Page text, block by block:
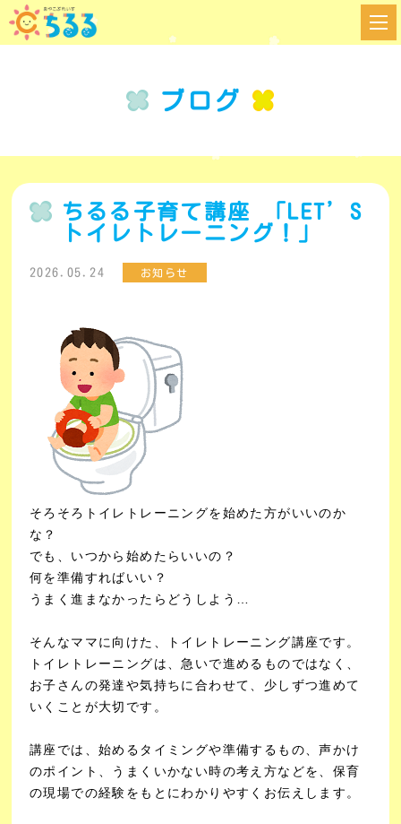
ブログ
ちるる子育て講座 「LET’S
トイレトレーニング！」
2026.05.24 お知らせ
そろそろトイレトレーニングを始めた方がいいのか
な？
でも、いつから始めたらいいの？
何を準備すればいい？
うまく進まなかったらどうしよう…
そんなママに向けた、トイレトレーニング講座です。
トイレトレーニングは、急いで進めるものではなく、
お子さんの発達や気持ちに合わせて、少しずつ進めて
いくことが大切です。
講座では、始めるタイミングや準備するもの、声かけ
のポイント、うまくいかない時の考え方などを、保育
の現場での経験をもとにわかりやすくお伝えします。